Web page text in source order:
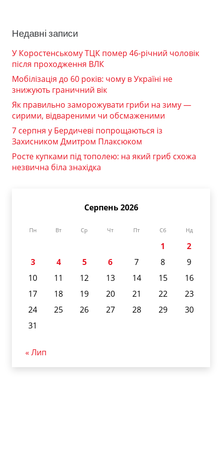
Недавні записи
У Коростенському ТЦК помер 46-річний чоловік
після проходження ВЛК
Мобілізація до 60 років: чому в Україні не
знижують граничний вік
Як правильно заморожувати гриби на зиму —
сирими, відвареними чи обсмаженими
7 серпня у Бердичеві попрощаються із
Захисником Дмитром Плаксюком
Росте купками під тополею: на який гриб схожа
незвична біла знахідка
Серпень 2026
Пн Вт Ср Чт Пт Сб Нд
1
2
3
4 5 6 7 8
9
10
11 12 13 14 15
16
17
18 19 20 21 22
23
24
25 26 27 28 29
30
31
« Лип